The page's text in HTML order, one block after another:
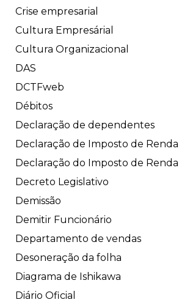
Crise empresarial
Cultura Empresárial
Cultura Organizacional
DAS
DCTFweb
Débitos
Declaração de dependentes
Declaração de Imposto de Renda
Declaração do Imposto de Renda
Decreto Legislativo
Demissão
Demitir Funcionário
Departamento de vendas
Desoneração da folha
Diagrama de Ishikawa
Diário Oficial